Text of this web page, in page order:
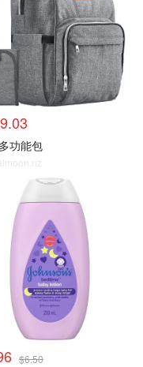
功能包
$6.50